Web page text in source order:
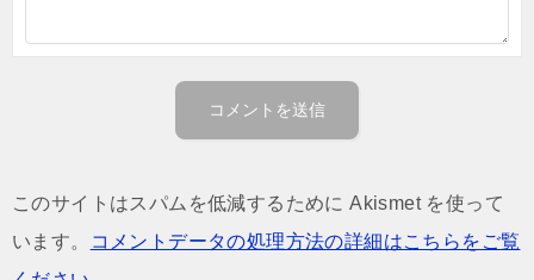
このサイトはスパムを低減するために Akismet を使って
います。
コメントデータの処理方法の詳細はこちらをご覧